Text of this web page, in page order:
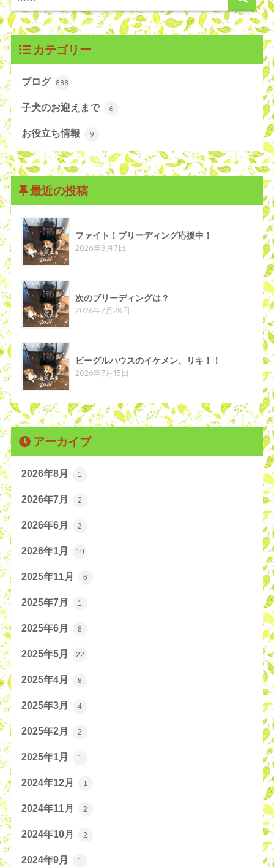
カテゴリー
ブログ 888
子犬のお迎えまで 6
お役立ち情報 9
最近の投稿
ファイト！ブリーディング応援中！
2026年8月7日
次のブリーディングは？
2026年7月28日
ビーグルハウスのイケメン、リキ！！
2026年7月15日
アーカイブ
2026年8月 1
2026年7月 2
2026年6月 2
2026年1月 19
2025年11月 6
2025年7月 1
2025年6月 8
2025年5月 22
2025年4月 8
2025年3月 4
2025年2月 2
2025年1月 1
2024年12月 1
2024年11月 2
2024年10月 2
2024年9月 1